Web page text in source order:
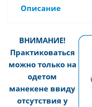
Описание
ВНИМАНИЕ!
Практиковаться
можно только на
одетом
манекене ввиду
отсутствия у